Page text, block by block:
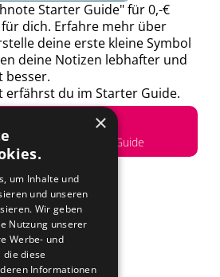
Starter Guide" für 0,-€
dich. Erfahre mehr über
deine erste kleine Symbol
deine Notizen lebhafter und
besser.
erfährst du im Starter Guide.
Das klingt gut!
für den Starter Guide
×
um Inhalte und
und unseren
Wir geben
Nutzung unserer
Werbe- und
diese
Informationen